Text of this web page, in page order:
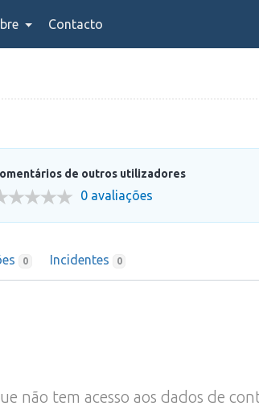
Contacto
de outros utilizadores
0 avaliações
0 Incidentes 0
não tem acesso aos dados de